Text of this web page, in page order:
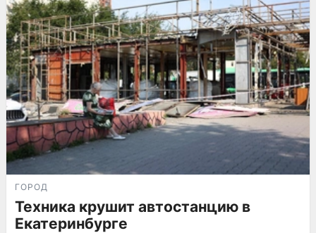
ГОРОД
Техника крушит автостанцию в
Екатеринбурге